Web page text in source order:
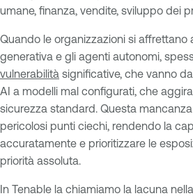
umane, finanza, vendite, sviluppo dei
Quando le organizzazioni si affrettano
generativa e gli agenti autonomi,
vulnerabilità significative, che vanno
AI a modelli mal configurati, che
sicurezza standard. Questa
pericolosi punti ciechi, rendendo la
accuratamente e prioritizzare le
priorità assoluta.
In Tenable la chiamiamo la lacuna